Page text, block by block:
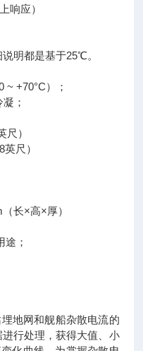
响应）
明都是基于25℃。
~ +70°C）；
；
尺）
尺）
长×高×厚）
途；
地网和舰船杂散电流的
行处理，获得大值、小